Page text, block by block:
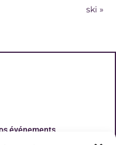
ski »
événements